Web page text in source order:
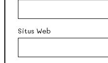
Situs Web